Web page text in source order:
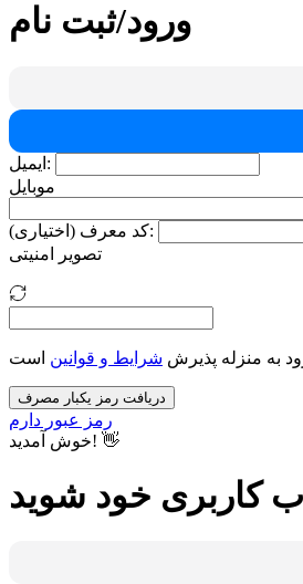
ورود/ثبت نام
ایمیل:
موبایل
کد معرف (اختیاری):
تصویر امنیتی
به منزله پذیرش شرایط و قوانین
دریافت رمز یکبار مصرف
رمز عبور دارم
خوش آمدید! 👋
کاربری خود شوید